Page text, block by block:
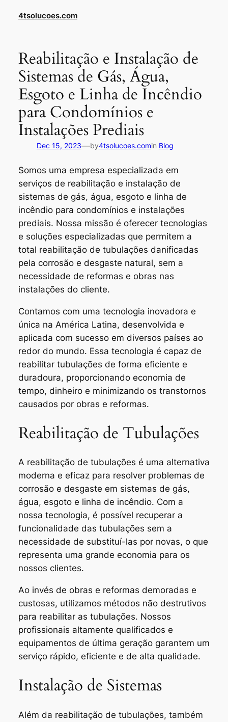
4tsolucoes.com
Reabilitação e Instalação de
Sistemas de Gás, Água,
Esgoto e Linha de Incêndio
para Condomínios e
Instalações Prediais
Dec 15, 2023—by4tsolucoes.comin Blog
Somos uma empresa especializada em
serviços de reabilitação e instalação de
sistemas de gás, água, esgoto e linha de
incêndio para condomínios e instalações
prediais. Nossa missão é oferecer tecnologias
e soluções especializadas que permitem a
total reabilitação de tubulações danificadas
pela corrosão e desgaste natural, sem a
necessidade de reformas e obras nas
instalações do cliente.
Contamos com uma tecnologia inovadora e
única na América Latina, desenvolvida e
aplicada com sucesso em diversos países ao
redor do mundo. Essa tecnologia é capaz de
reabilitar tubulações de forma eficiente e
duradoura, proporcionando economia de
tempo, dinheiro e minimizando os transtornos
causados por obras e reformas.
Reabilitação de Tubulações
A reabilitação de tubulações é uma alternativa
moderna e eficaz para resolver problemas de
corrosão e desgaste em sistemas de gás,
água, esgoto e linha de incêndio. Com a
nossa tecnologia, é possível recuperar a
funcionalidade das tubulações sem a
necessidade de substituí-las por novas, o que
representa uma grande economia para os
nossos clientes.
Ao invés de obras e reformas demoradas e
custosas, utilizamos métodos não destrutivos
para reabilitar as tubulações. Nossos
profissionais altamente qualificados e
equipamentos de última geração garantem um
serviço rápido, eficiente e de alta qualidade.
Instalação de Sistemas
Além da reabilitação de tubulações, também